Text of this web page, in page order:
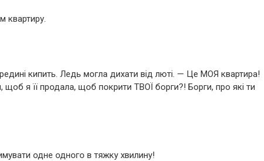
квартиру.
кипить. Ледь могла дихати від люті. — Це МОЯ квартира!
я її продала, щоб покрити ТВОЇ борги?! Борги, про які ти
одне одного в тяжку хвилину!